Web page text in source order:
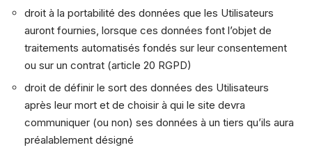
droit à la portabilité des données que les Utilisateurs
auront fournies, lorsque ces données font l’objet de
traitements automatisés fondés sur leur consentement
ou sur un contrat (article 20 RGPD)
droit de définir le sort des données des Utilisateurs
après leur mort et de choisir à qui le site devra
communiquer (ou non) ses données à un tiers qu’ils aura
préalablement désigné